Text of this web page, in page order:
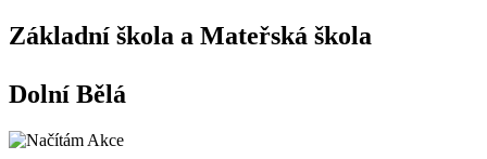
Základní škola a Mateřská škola
Dolní Bělá